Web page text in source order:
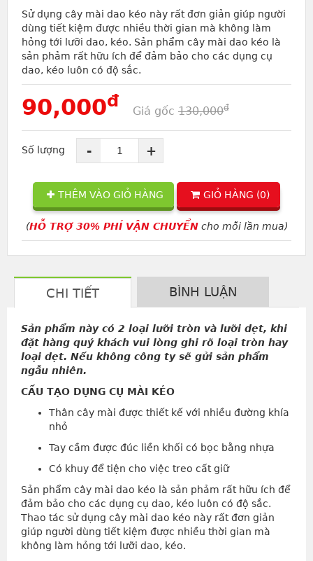
Sử dụng cây mài dao kéo này rất đơn giản giúp người
dùng tiết kiệm được nhiều thời gian mà không làm
hỏng tới lưỡi dao, kéo. Sản phẩm cây mài dao kéo là
sản phảm rất hữu ích để đảm bảo cho các dụng cụ
dao, kéo luôn có độ sắc.
90,000đ
Giá gốc 130,000đ
Số lượng - +
THÊM VÀO GIỎ HÀNG GIỎ HÀNG (0)
(HỖ TRỢ 30% PHÍ VẬN CHUYỂNcho mỗi lần mua)
CHI TIẾT BÌNH LUẬN
Sản phẩm này có 2 loại lưỡi tròn và lưỡi dẹt, khi
đặt hàng quý khách vui lòng ghi rõ loại tròn hay
loại dẹt. Nếu không công ty sẽ gửi sản phẩm
ngẫu nhiên.
CẤU TẠO DỤNG CỤ MÀI KÉO
Thân cây mài được thiết kế với nhiều đường khía
nhỏ
Tay cầm được đúc liền khối có bọc bằng nhựa
Có khuy để tiện cho việc treo cất giữ
Sản phẩm cây mài dao kéo là sản phảm rất hữu ích để
đảm bảo cho các dụng cụ dao, kéo luôn có độ sắc.
Thao tác sử dụng cây mài dao kéo này rất đơn giản
giúp người dùng tiết kiệm được nhiều thời gian mà
không làm hỏng tới lưỡi dao, kéo.